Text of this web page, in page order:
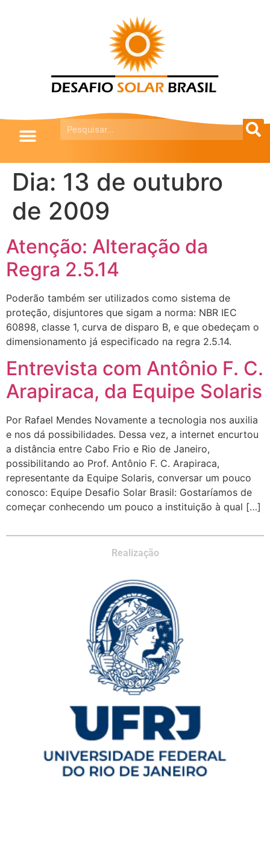
Dia: 13 de outubro
de 2009
Atenção: Alteração da
Regra 2.5.14
Poderão também ser utilizados como sistema de
proteção, disjuntores que sigam a norma: NBR IEC
60898, classe 1, curva de disparo B, e que obedeçam o
dimensionamento já especificado na regra 2.5.14.
Entrevista com Antônio F. C.
Arapiraca, da Equipe Solaris
Por Rafael Mendes Novamente a tecnologia nos auxilia
e nos dá possibilidades. Dessa vez, a internet encurtou
a distância entre Cabo Frio e Rio de Janeiro,
possibilitando ao Prof. Antônio F. C. Arapiraca,
representante da Equipe Solaris, conversar um pouco
conosco: Equipe Desafio Solar Brasil: Gostaríamos de
começar conhecendo um pouco a instituição à qual […]
Realização